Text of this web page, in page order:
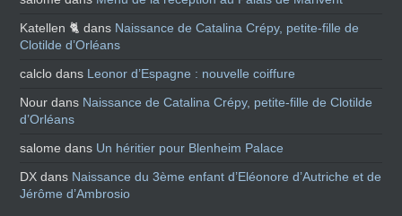
Katellen 🐈 dans Naissance de Catalina Crépy, petite-fille de
Clotilde d’Orléans
calclo dans Leonor d’Espagne : nouvelle coiffure
Nour dans Naissance de Catalina Crépy, petite-fille de Clotilde
d’Orléans
salome dans Un héritier pour Blenheim Palace
DX dans Naissance du 3ème enfant d’Eléonore d’Autriche et de
Jérôme d’Ambrosio